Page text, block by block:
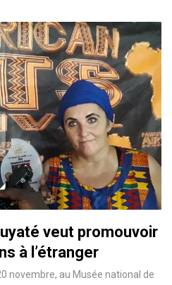
veut promouvoir
à l’étranger
novembre, au Musée national de